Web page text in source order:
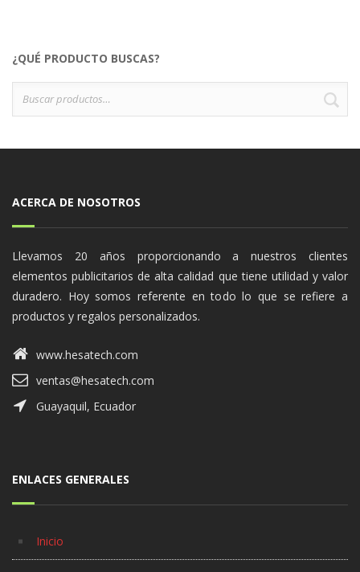
¿QUÉ PRODUCTO BUSCAS?
ACERCA DE NOSOTROS
Llevamos 20 años proporcionando a nuestros clientes
elementos publicitarios de alta calidad que tiene utilidad y valor
duradero. Hoy somos referente en todo lo que se refiere a
productos y regalos personalizados.
www.hesatech.com
ventas@hesatech.com
Guayaquil, Ecuador
ENLACES GENERALES
Inicio